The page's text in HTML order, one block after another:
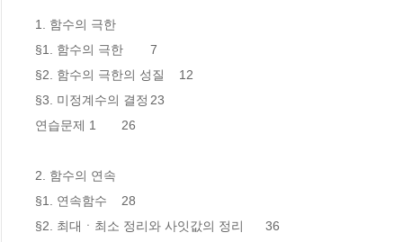
1. 함수의 극한
§1. 함수의 극한 	7
§2. 함수의 극한의 성질 	12
§3. 미정계수의 결정	23
연습문제 1 	26
2. 함수의 연속
§1. 연속함수	28
§2. 최대ㆍ최소 정리와 사잇값의 정리	36